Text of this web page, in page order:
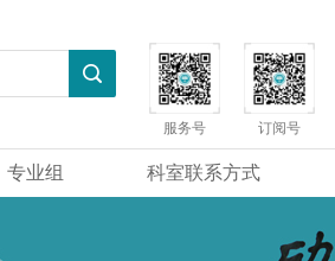
服务号 订阅号
专业组 科室联系方式